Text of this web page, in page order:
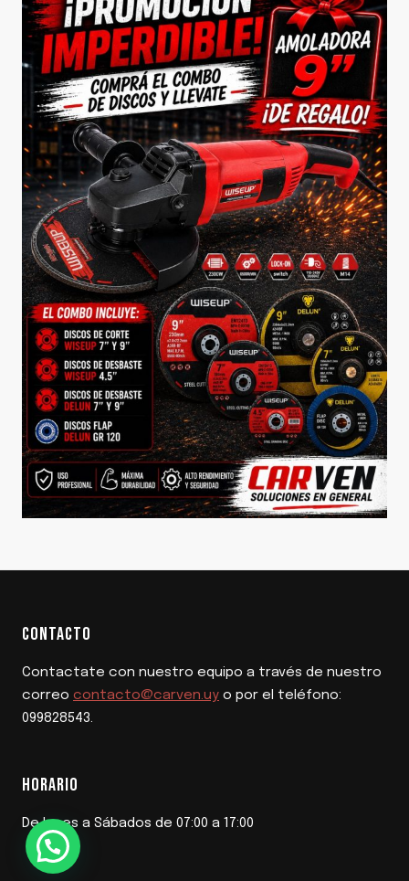
CONTACTO
Contactate con nuestro equipo a través de nuestro
correo contacto@carven.uy o por el teléfono:
099828543.
HORARIO
De lunes a Sábados de 07:00 a 17:00